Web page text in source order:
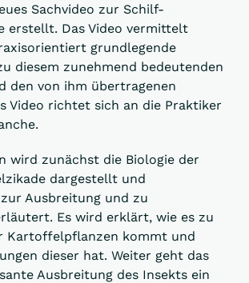
Sachvideo zur Schilf-
erstellt. Das Video vermittelt
grundlegende
diesem zunehmend bedeutenden
den von ihm übertragenen
Video richtet sich an die Praktiker
wird zunächst die Biologie der
dargestellt und
Ausbreitung und zu
Es wird erklärt, wie es zu
Kartoffelpflanzen kommt und
dieser hat. Weiter geht das
Ausbreitung des Insekts ein